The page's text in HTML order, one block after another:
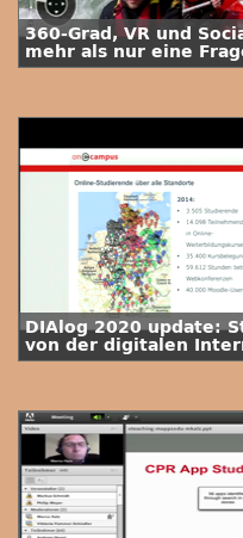
360-Grad, VR und
mehr als nur eine
DIAlog 2020 update:
von der digitalen
digitalen Integration